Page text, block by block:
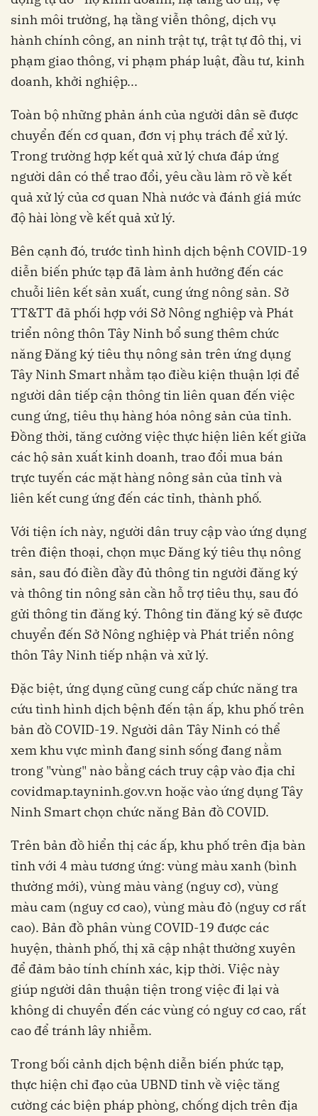
sinh môi trường, hạ tầng viễn thông, dịch vụ
hành chính công, an ninh trật tự, trật tự đô thị, vi
phạm giao thông, vi phạm pháp luật, đầu tư, kinh
doanh, khởi nghiệp...
Toàn bộ những phản ánh của người dân sẽ được
chuyển đến cơ quan, đơn vị phụ trách để xử lý.
Trong trường hợp kết quả xử lý chưa đáp ứng
người dân có thể trao đổi, yêu cầu làm rõ về kết
quả xử lý của cơ quan Nhà nước và đánh giá mức
độ hài lòng về kết quả xử lý.
Bên cạnh đó, trước tình hình dịch bệnh COVID-19
diễn biến phức tạp đã làm ảnh hưởng đến các
chuỗi liên kết sản xuất, cung ứng nông sản. Sở
TT&TT đã phối hợp với Sở Nông nghiệp và Phát
triển nông thôn Tây Ninh bổ sung thêm chức
năng Đăng ký tiêu thụ nông sản trên ứng dụng
Tây Ninh Smart nhằm tạo điều kiện thuận lợi để
người dân tiếp cận thông tin liên quan đến việc
cung ứng, tiêu thụ hàng hóa nông sản của tỉnh.
Đồng thời, tăng cường việc thực hiện liên kết giữa
các hộ sản xuất kinh doanh, trao đổi mua bán
trực tuyến các mặt hàng nông sản của tỉnh và
liên kết cung ứng đến các tỉnh, thành phố.
Với tiện ích này, người dân truy cập vào ứng dụng
trên điện thoại, chọn mục Đăng ký tiêu thụ nông
sản, sau đó điền đầy đủ thông tin người đăng ký
và thông tin nông sản cần hỗ trợ tiêu thụ, sau đó
gửi thông tin đăng ký. Thông tin đăng ký sẽ được
chuyển đến Sở Nông nghiệp và Phát triển nông
thôn Tây Ninh tiếp nhận và xử lý.
Đặc biệt, ứng dụng cũng cung cấp chức năng tra
cứu tình hình dịch bệnh đến tận ấp, khu phố trên
bản đồ COVID-19. Người dân Tây Ninh có thể
xem khu vực mình đang sinh sống đang nằm
trong "vùng" nào bằng cách truy cập vào địa chỉ
covidmap.tayninh.gov.vn hoặc vào ứng dụng Tây
Ninh Smart chọn chức năng Bản đồ COVID.
Trên bản đồ hiển thị các ấp, khu phố trên địa bàn
tỉnh với 4 màu tương ứng: vùng màu xanh (bình
thường mới), vùng màu vàng (nguy cơ), vùng
màu cam (nguy cơ cao), vùng màu đỏ (nguy cơ rất
cao). Bản đồ phân vùng COVID-19 được các
huyện, thành phố, thị xã cập nhật thường xuyên
để đảm bảo tính chính xác, kịp thời. Việc này
giúp người dân thuận tiện trong việc đi lại và
không di chuyển đến các vùng có nguy cơ cao, rất
cao để tránh lây nhiễm.
Trong bối cảnh dịch bệnh diễn biến phức tạp,
thực hiện chỉ đạo của UBND tỉnh về việc tăng
cường các biện pháp phòng, chống dịch trên địa